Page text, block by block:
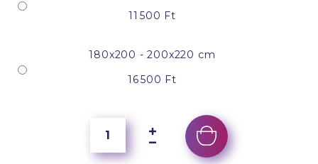
11 500 Ft
180x200 - 200x220 cm
16 500 Ft